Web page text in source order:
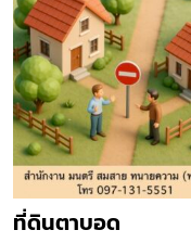
ที่ดินตาบอด